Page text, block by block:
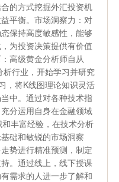
的方式挖掘外汇投资机
平衡。市场洞察力：对
保持高度敏感性，能够
为投资决策提供有价值
高级黄金分析师自从
行业，开始学习并研究
，将K线图理论知识灵活
中。通过对各种技术指
分运用自身在金融领域
丰富经验，在技术分析
础和敏锐的市场洞察
势进行精准预测，制定
。通过线上，线下授课
需求的人进一步了解和